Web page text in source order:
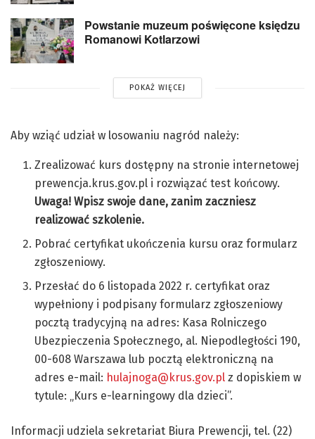
Powstanie muzeum poświęcone księdzu
Romanowi Kotlarzowi
POKAŻ WIĘCEJ
Aby wziąć udział w losowaniu nagród należy:
Zrealizować kurs dostępny na stronie internetowej
prewencja.krus.gov.pl i rozwiązać test końcowy.
Uwaga! Wpisz swoje dane, zanim zaczniesz
realizować szkolenie.
Pobrać certyfikat ukończenia kursu oraz formularz
zgłoszeniowy.
Przesłać do 6 listopada 2022 r. certyfikat oraz
wypełniony i podpisany formularz zgłoszeniowy
pocztą tradycyjną na adres: Kasa Rolniczego
Ubezpieczenia Społecznego, al. Niepodległości 190,
00-608 Warszawa lub pocztą elektroniczną na
adres e-mail: hulajnoga@krus.gov.pl z dopiskiem w
tytule: „Kurs e-learningowy dla dzieci”.
Informacji udziela sekretariat Biura Prewencji, tel. (22)